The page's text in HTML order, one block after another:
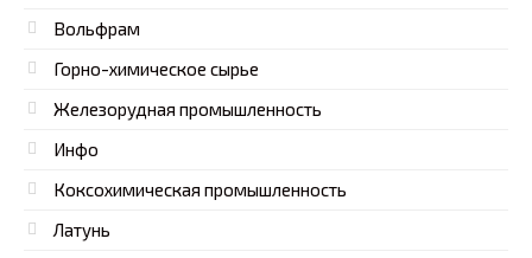
Вольфрам
Горно-химическое сырье
Железорудная промышленность
Инфо
Коксохимическая промышленность
Латунь